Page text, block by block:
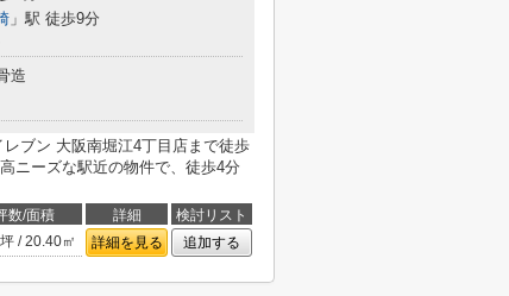
」駅 徒歩9分
造
レブン 大阪南堀江4丁目店まで徒歩
ニーズな駅近の物件で、徒歩4分
数/面積 詳細
検討リスト
/ 20.40㎡ 詳細を見る 追加する